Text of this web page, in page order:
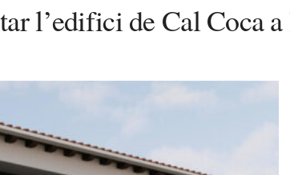
l’edifici de Cal Coca